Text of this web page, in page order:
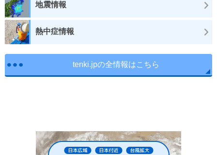
地震情報
熱中症情報
tenki.jpの全情報はこちら